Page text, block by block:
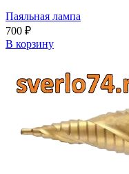
Паяльная лампа
700 ₽
В корзину